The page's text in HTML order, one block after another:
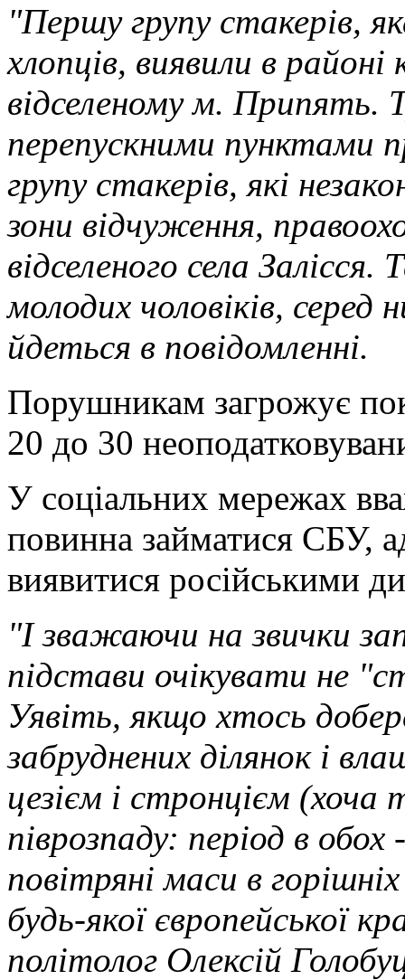
"Першу групу стакерів,
хлопців, виявили в
відселеному м. Припять.
перепускними пунктами
групу стакерів, які
зони відчуження,
відселеного села
молодих чоловіків, серед
йдеться в повідомленні.
Порушникам загрожує
20 до 30
У соціальних мережах
повинна займатися СБУ,
виявитися російськими
"І зважаючи на звички
підстави очікувати не
Уявіть, якщо хтось
забруднених ділянок і
цезієм і стронцієм
піврозпаду: період в обох
повітряні маси в
будь-якої європейської
політолог Олексій